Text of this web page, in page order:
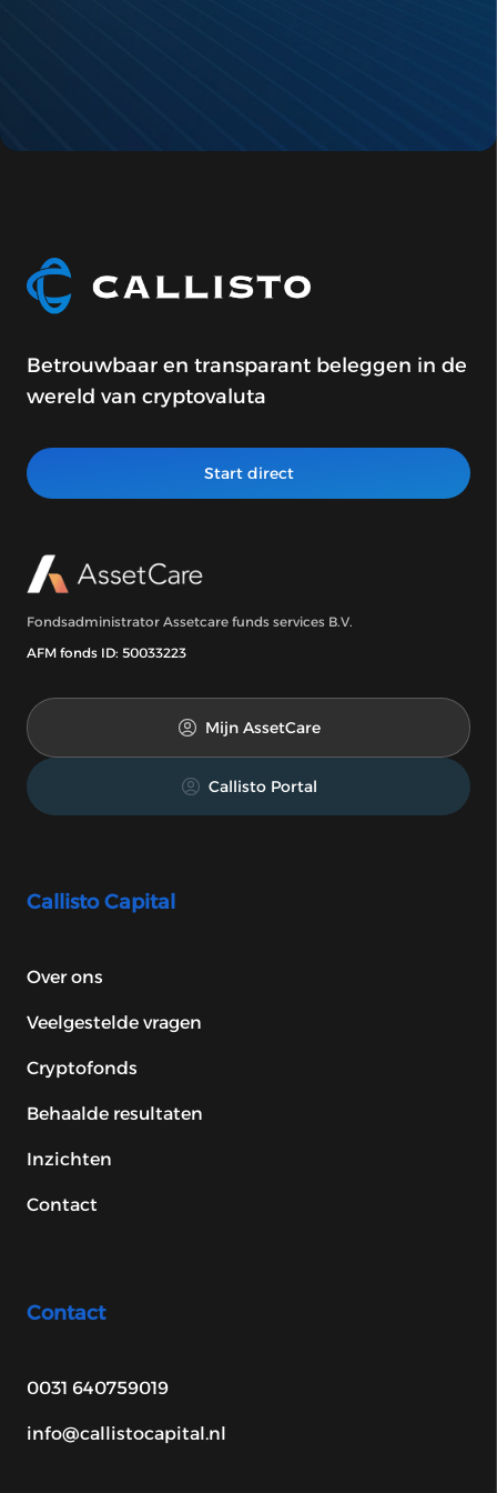
Betrouwbaar en transparant beleggen in de
wereld van cryptovaluta
Start direct
Fondsadministrator Assetcare funds services B.V.
AFM fonds ID: 50033223
Mijn AssetCare
Callisto Portal
Callisto Capital
Over ons
Veelgestelde vragen
Cryptofonds
Behaalde resultaten
Inzichten
Contact
Contact
0031 640759019
info@callistocapital.nl